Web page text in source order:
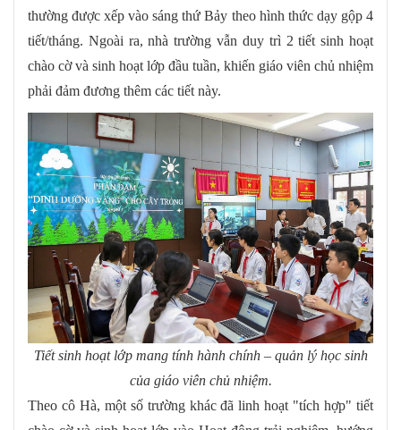
thường được xếp vào sáng thứ Bảy theo hình thức dạy gộp 4
tiết/tháng. Ngoài ra, nhà trường vẫn duy trì 2 tiết sinh hoạt
chào cờ và sinh hoạt lớp đầu tuần, khiến giáo viên chủ nhiệm
phải đảm đương thêm các tiết này.
Tiết sinh hoạt lớp mang tính hành chính – quản lý học sinh
của giáo viên chủ nhiệm.
Theo cô Hà, một số trường khác đã linh hoạt "tích hợp" tiết